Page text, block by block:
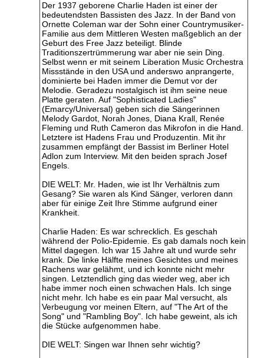
Der 1937 geborene Charlie Haden ist einer der
bedeutendsten Bassisten des Jazz. In der Band von
Ornette Coleman war der Sohn einer Countrymusiker-
Familie aus dem Mittleren Westen maßgeblich an der
Geburt des Free Jazz beteiligt. Blinde
Traditionszertrümmerung war aber nie sein Ding.
Selbst wenn er mit seinem Liberation Music Orchestra
Missstände in den USA und anderswo anprangerte,
dominierte bei Haden immer die Demut vor der
Melodie. Geradezu nostalgisch ist ihm seine neue
Platte geraten. Auf "Sophisticated Ladies"
(Emarcy/Universal) geben sich die Sängerinnen
Melody Gardot, Norah Jones, Diana Krall, Renée
Fleming und Ruth Cameron das Mikrofon in die Hand.
Letztere ist Hadens Frau und Produzentin. Mit ihr
zusammen empfängt der Bassist im Berliner Hotel
Adlon zum Interview. Mit den beiden sprach Josef
Engels.
DIE WELT: Mr. Haden, wie ist Ihr Verhältnis zum
Gesang? Sie waren als Kind Sänger, verloren dann
aber für einige Zeit Ihre Stimme aufgrund einer
Krankheit.
Charlie Haden: Es war schrecklich. Es geschah
während der Polio-Epidemie. Es gab damals noch kein
Mittel dagegen. Ich war 15 Jahre alt und wurde sehr
krank. Die linke Hälfte meines Gesichtes und meines
Rachens war gelähmt, und ich konnte nicht mehr
singen. Letztendlich ging das wieder weg, aber ich
habe immer noch einen schwachen Hals. Ich singe
nicht mehr. Ich habe es ein paar Mal versucht, als
Verbeugung vor meinen Eltern, auf "The Art of the
Song" und "Rambling Boy". Ich habe geweint, als ich
die Stücke aufgenommen habe.
DIE WELT: Singen war Ihnen sehr wichtig?